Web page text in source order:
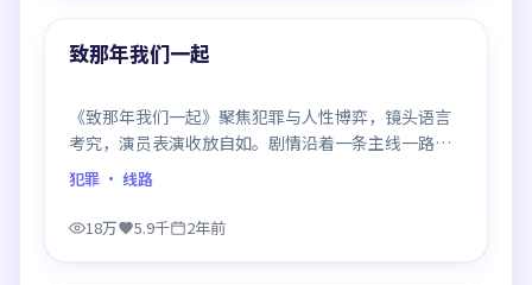
最新
致那年我们一起
《致那年我们一起》聚焦犯罪与人性博弈，镜头语言
考究，演员表演收放自如。剧情沿着一条主线一路反
转，每次揭晓都重塑前情认知，悬念感拉满。
犯罪 · 线路
18万 5.9千 2年前